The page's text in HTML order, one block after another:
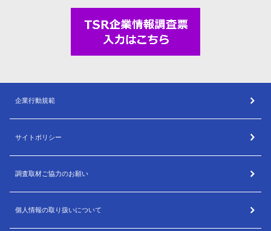
企業行動規範
サイトポリシー
調査取材ご協力のお願い
個人情報の取り扱いについて